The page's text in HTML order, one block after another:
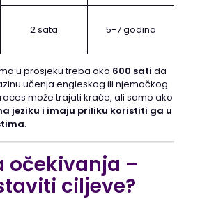
2 sata 5-7 godina
u prosjeku treba oko 600 sati da
učenja engleskog ili njemačkog
može trajati kraće, ali samo ako
jeziku i imaju priliku koristiti ga u
.
očekivanja –
ciljeve?